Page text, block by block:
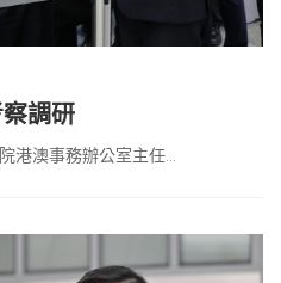
調研
港澳事務辦公室主任...